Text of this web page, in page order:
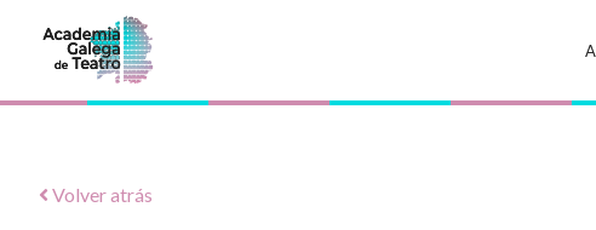
Volver atrás